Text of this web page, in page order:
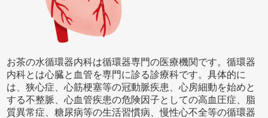
お茶の水循環器内科は循環器専門の医療機関です。循環器
内科とは心臓と血管を専門に診る診療科です。具体的に
は、狭心症、心筋梗塞等の冠動脈疾患、心房細動を始めと
する不整脈、心血管疾患の危険因子としての高血圧症、脂
質異常症、糖尿病等の生活習慣病、慢性心不全等の循環器